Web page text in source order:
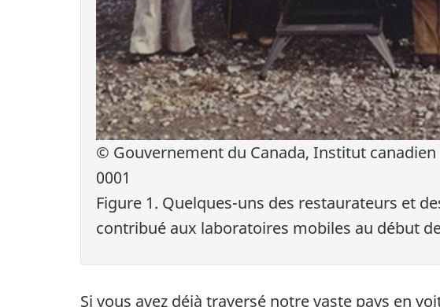
© Gouvernement du Canada, Institut canadien
0001
Figure 1. Quelques-uns des restaurateurs et
contribué aux laboratoires mobiles au début
Si vous avez déjà traversé notre vaste pays en